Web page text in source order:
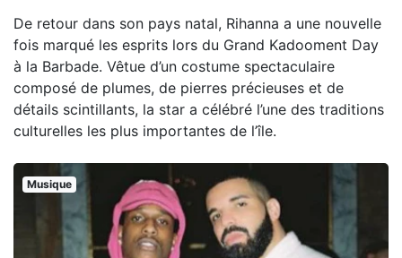
De retour dans son pays natal, Rihanna a une nouvelle
fois marqué les esprits lors du Grand Kadooment Day
à la Barbade. Vêtue d’un costume spectaculaire
composé de plumes, de pierres précieuses et de
détails scintillants, la star a célébré l’une des traditions
culturelles les plus importantes de l’île.
Musique